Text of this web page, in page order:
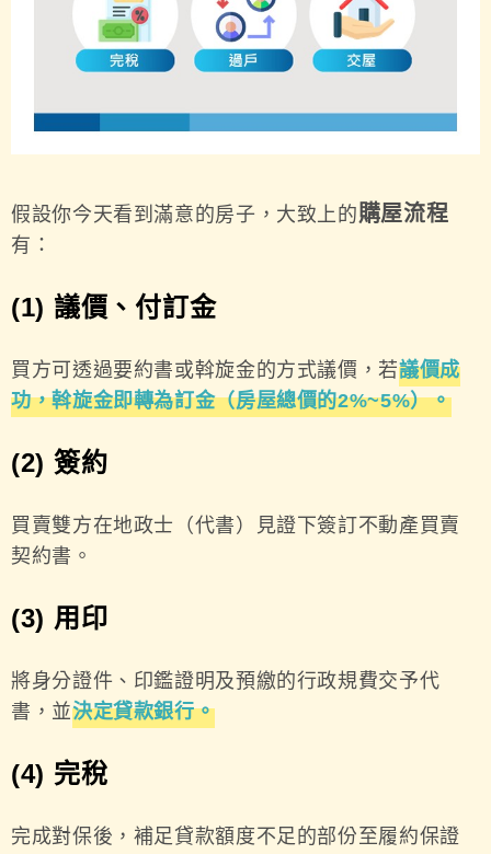
假設你今天看到滿意的房子，大致上的購屋流程
有：
(1) 議價 、付訂金
買方可透過要約書或斡旋金的方式議價，若議價成
功，斡旋金即轉為訂金（房屋總價的2%~5%）。
(2) 簽約
買賣雙方在地政士（代書）見證下簽訂不動產買賣
契約書。
(3) 用印
將身分證件、印鑑證明及預繳的行政規費交予代
書，並決定貸款銀行。
(4) 完稅
完成對保後，補足貸款額度不足的部份至履約保證